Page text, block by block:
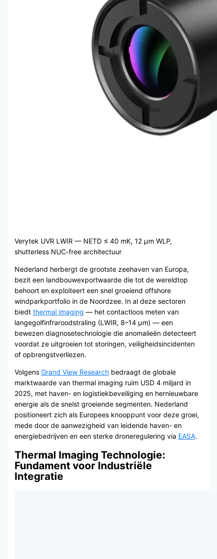
Verytek UVR LWIR — NETD ≤ 40 mK, 12 μm WLP,
shutterless NUC-free architectuur
Nederland herbergt de grootste zeehaven van Europa,
bezit een landbouwexportwaarde die tot de wereldtop
behoort en exploiteert een snel groeiend offshore
windparkportfolio in de Noordzee. In al deze sectoren
biedt thermal imaging — het contactloos meten van
langegolfinfraroodstraling (LWIR, 8–14 μm) — een
bewezen diagnosetechnologie die anomalieën detecteert
voordat ze uitgroeien tot storingen, veiligheidsincidenten
of opbrengstverliezen.
Volgens Grand View Researchbedraagt de globale
marktwaarde van thermal imaging ruim USD 4 miljard in
2025, met haven- en logistiekbeveiliging en hernieuwbare
energie als de snelst groeiende segmenten. Nederland
positioneert zich als Europees knooppunt voor deze groei,
mede door de aanwezigheid van leidende haven- en
energiebedrijven en een sterke droneregulering via EASA.
Thermal Imaging Technologie:
Fundament voor Industriële
Integratie